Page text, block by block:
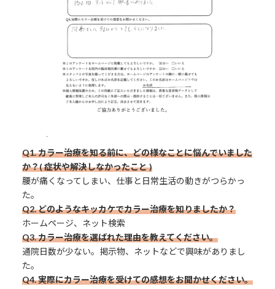
Q1. カラー治療を知る前に、どの様なことに悩んでいました
か？( 症状や解決しなかったこと )
腰が痛くなってしまい、仕事と日常生活の動きがつらかっ
た。
Q2. どのようなキッカケでカラー治療を知りましたか？
ホームページ、ネット検索
Q3.カラー治療を選ばれた理由を教えてください。
通院日数が少ない。掲示物、ネットなどで興味がありまし
た。
Q4. 実際にカラー治療を受けての感想をお聞かせください。